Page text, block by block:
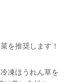
を推奨します！
凍ほうれん草を